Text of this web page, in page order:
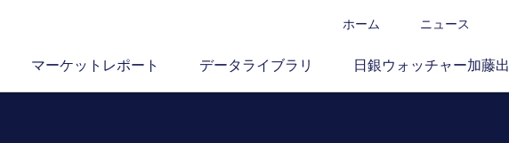
ホーム ニュース
マーケットレポート データライブラリ 日銀ウォッチャー加藤出